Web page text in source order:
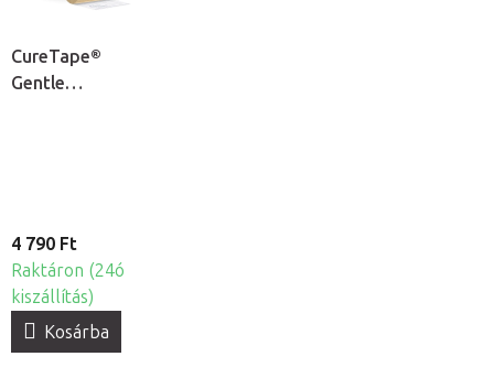
CureTape®
Gentle
4 790 Ft
Raktáron (24ó
kiszállítás)
Kosárba